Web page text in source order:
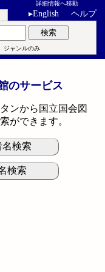
詳細情報へ移動
▸English ヘルプ
検索
ジャンルのみ
のサービス
ンから国立国会図
ができます。
名検索
検索